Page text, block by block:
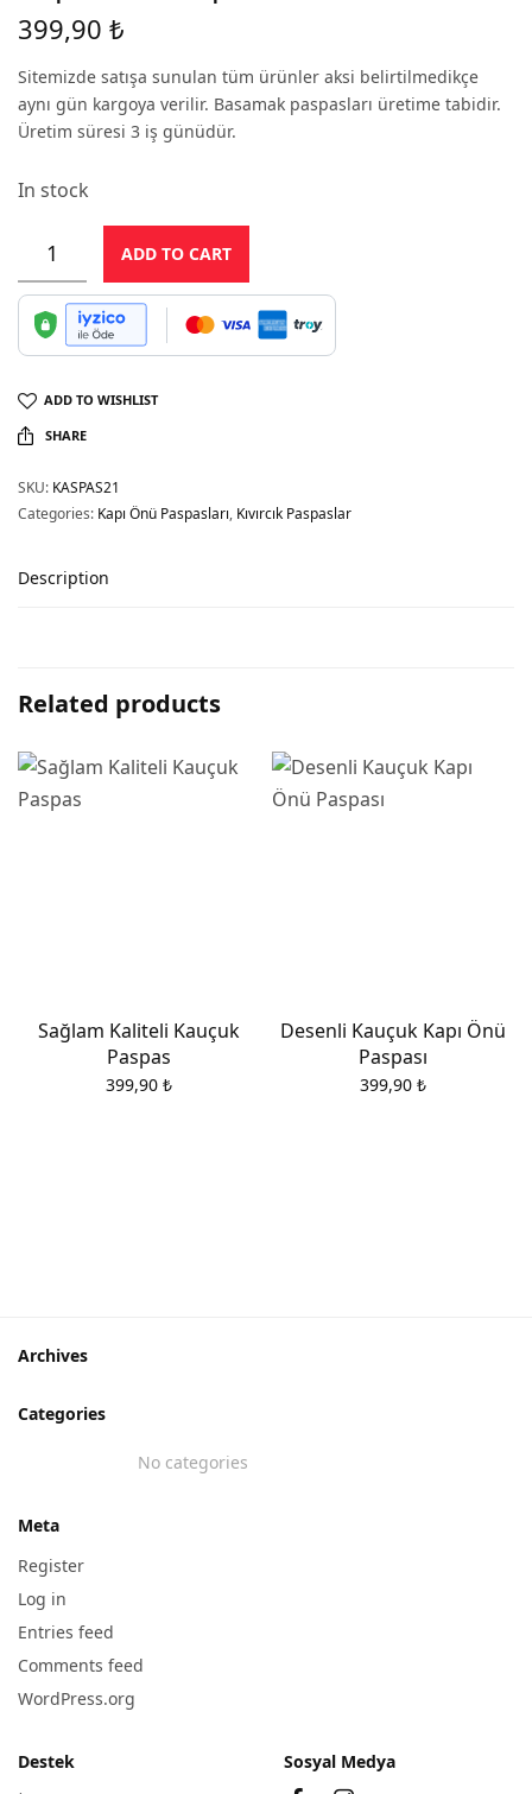
399,90₺
Sitemizde satışa sunulan tüm ürünler aksi belirtilmedikçe
aynı gün kargoya verilir. Basamak paspasları üretime tabidir.
Üretim süresi 3 iş günüdür.
In stock
ADD TO CART
ADD TO WISHLIST
SHARE
SKU: KASPAS21
Categories: Kapı Önü Paspasları, Kıvırcık Paspaslar
Description
Related products
Sağlam Kaliteli Kauçuk
Paspas
399,90 ₺
Desenli Kauçuk Kapı Önü
Paspası
399,90 ₺
Archives
Categories
No categories
Meta
Register
Log in
Entries feed
Comments feed
WordPress.org
Destek
Sosyal Medya